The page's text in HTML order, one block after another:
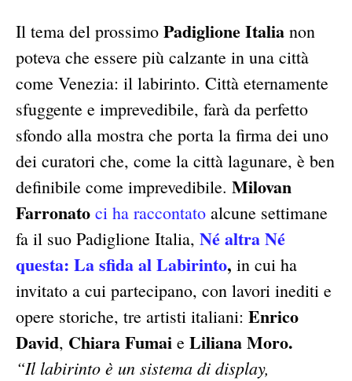
Il tema del prossimo Padiglione Italia non
poteva che essere più calzante in una città
come Venezia: il labirinto. Città eternamente
sfuggente e imprevedibile, farà da perfetto
sfondo alla mostra che porta la firma dei uno
dei curatori che, come la città lagunare, è ben
definibile come imprevedibile. Milovan
Farronato ci ha raccontato alcune settimane
fa il suo Padiglione Italia, Né altra Né
questa: La sfida al Labirinto, in cui ha
invitato a cui partecipano, con lavori inediti e
opere storiche, tre artisti italiani: Enrico
David, Chiara Fumai e Liliana Moro.
“Il labirinto è un sistema di display,